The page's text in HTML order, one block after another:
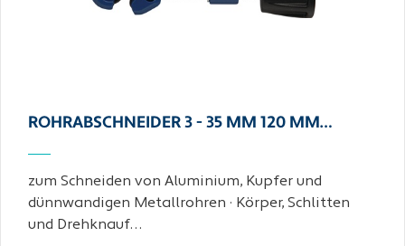
ROHRABSCHNEIDER 3 - 35 MM 120 MM…
zum Schneiden von Aluminium, Kupfer und
dünnwandigen Metallrohren · Körper, Schlitten
und Drehknauf…